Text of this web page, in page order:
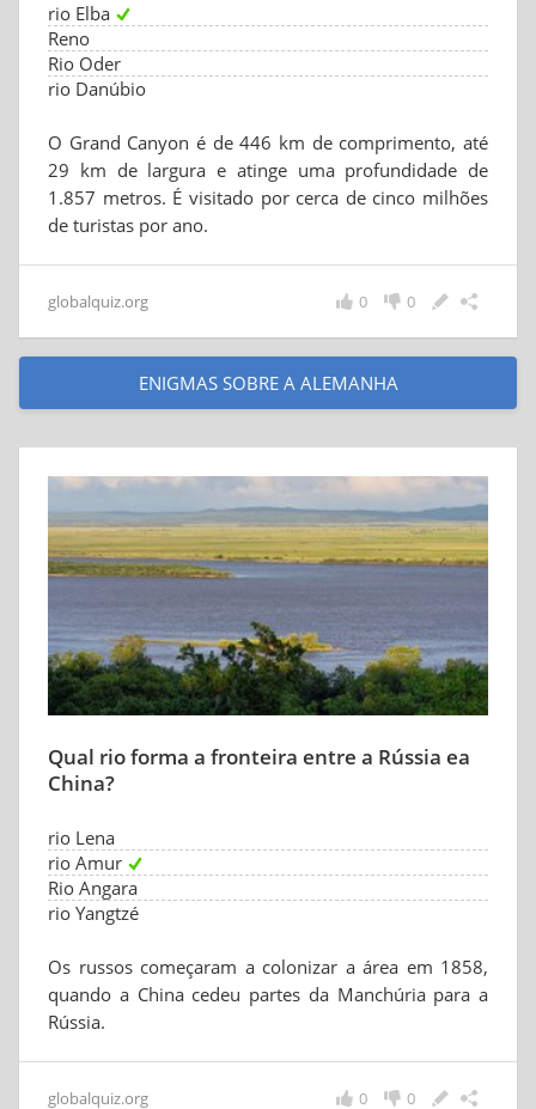
rio Elba
Reno
Rio Oder
rio Danúbio
O Grand Canyon é de 446 km de comprimento, até
29 km de largura e atinge uma profundidade de
1.857 metros. É visitado por cerca de cinco milhões
de turistas por ano.
globalquiz.org 0
0
ENIGMAS SOBRE A ALEMANHA
Qual rio forma a fronteira entre a Rússia ea
China?
rio Lena
rio Amur
Rio Angara
rio Yangtzé
Os russos começaram a colonizar a área em 1858,
quando a China cedeu partes da Manchúria para a
Rússia.
globalquiz.org 0
0